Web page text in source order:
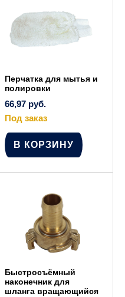
Перчатка для мытья и
полировки
66,97 руб.
Под заказ
В КОРЗИНУ
Быстросъёмный
наконечник для
шланга вращающийся